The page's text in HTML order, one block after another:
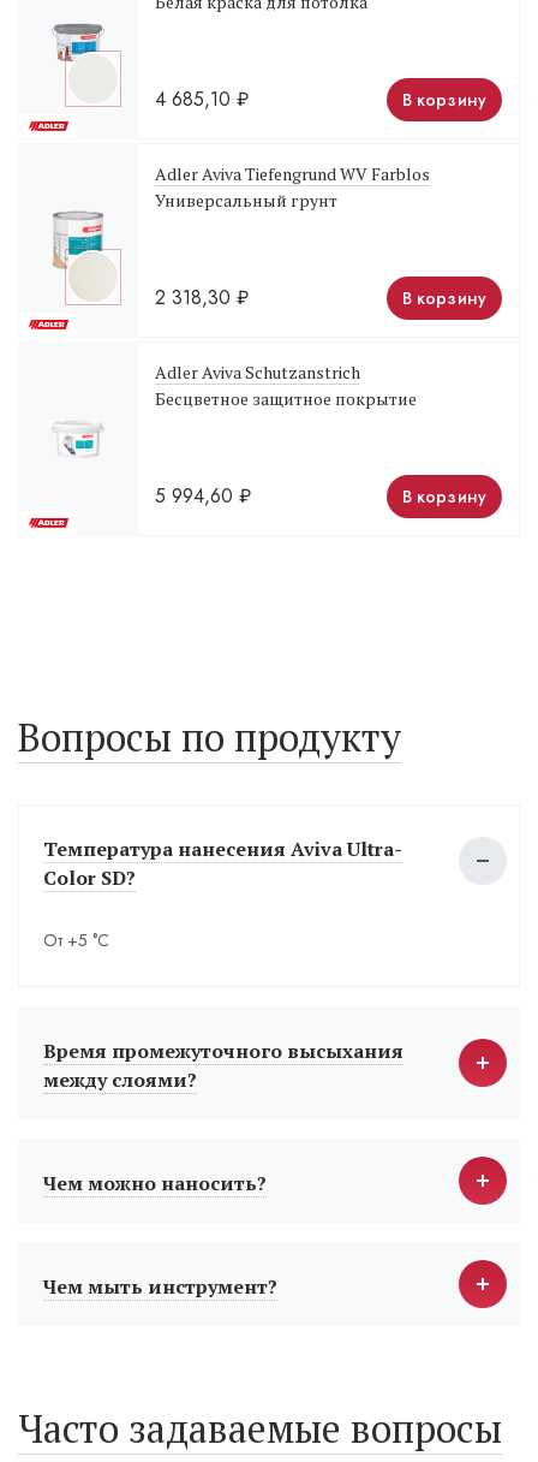
4 685,10 ₽ В корзину
Adler Aviva Tiefengrund WV Farblos
Универсальный грунт
2 318,30 ₽ В корзину
Adler Aviva Schutzanstrich
Бесцветное защитное покрытие
5 994,60 ₽ В корзину
Вопросы по продукту
Температура нанесения Aviva Ultra-
Color SD?
От +5 °С
Время промежуточного высыхания
между слоями?
Чем можно наносить?
Чем мыть инструмент?
Часто задаваемые вопросы